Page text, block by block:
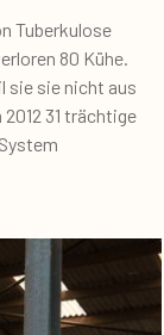
Tuberkulose
80 Kühe.
sie sie nicht aus
31 trächtige